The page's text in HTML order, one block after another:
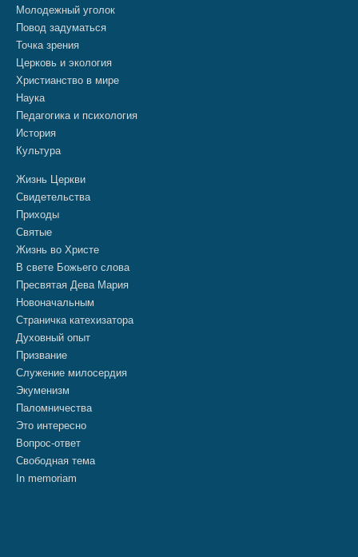
Молодежный уголок
Повод задуматься
Точка зрения
Церковь и экология
Христианство в мире
Наука
Педагогика и психология
История
Культура
Жизнь Церкви
Свидетельства
Приходы
Святые
Жизнь во Христе
В свете Божьего слова
Пресвятая Дева Мария
Новоначальным
Страничка катехизатора
Духовный опыт
Призвание
Служение милосердия
Экуменизм
Паломничества
Это интересно
Вопрос-ответ
Свободная тема
In memoriam